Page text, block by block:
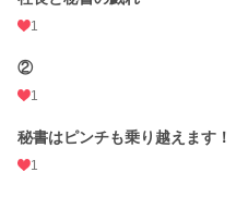
1
②
1
秘書はピンチも乗り越えます！
1